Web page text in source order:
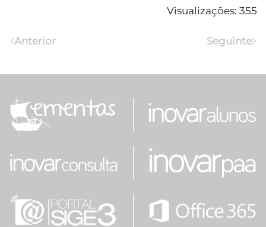
Visualizações: 355
Anterior Seguinte